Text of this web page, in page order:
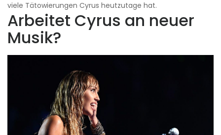
viele Tätowierungen Cyrus heutzutage hat.
Arbeitet Cyrus an neuer
Musik?